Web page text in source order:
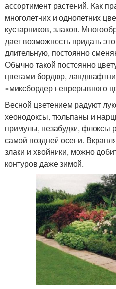
ассортимент растений. Как
многолетних и однолетних
кустарников, злаков.
дает возможность придать
длительную, постоянно
Обычно такой постоянно
цветами бордюр,
«миксбордер непрерывного
Весной цветением радуют
хеонодоксы, тюльпаны и
примулы, незабудки, флоксы
самой поздней осени.
злаки и хвойники, можно
контуров даже зимой.